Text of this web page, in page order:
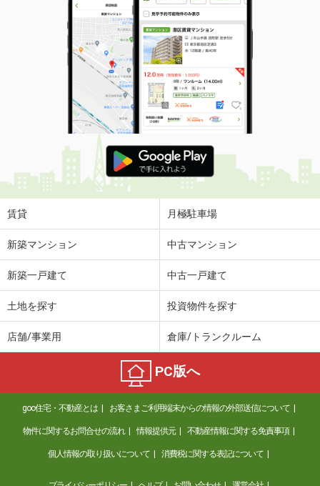
福岡県福岡市博多区吉塚５
価 格
6.20万円
住 所
福岡県福岡市博多区吉塚５
専有面積 24.19m²
間取り
1K
福岡県福岡市東区唐原７丁目
価 格
5.70万円
住 所
福岡県福岡市東区唐原７丁目
専有面積
福岡県筑紫野市原田３
4.90万円
福岡県八女市稲富
4.15万円
住 所
福岡県八女市稲富
専有面積 42.8m²
間取り
1LDK
福岡県八女市前古賀
賃貸 月極駐車場
新築マンション 中古マンション
新築一戸建て 中古一戸建て
土地を探す 投資物件を探す
店舗/事業用 倉庫/トランクルーム
PC版へ
goo住宅・不動産とは お客さまご利用端末からの情報の外部送信について
物件に関するお問合せの流れ 情報提供元 不動産情報に関する免責事項
個人情報の取り扱いについて 消費税に関する表記について